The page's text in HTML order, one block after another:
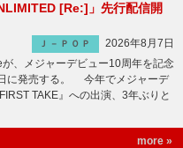
[Re:]」先行配信開
Ｊ－ＰＯＰ
2026年8月7日
、メジャーデビュー10周年を記念
に発売する。 今年でメジャーデ
TAKE』への出演、3年ぶりと
more »